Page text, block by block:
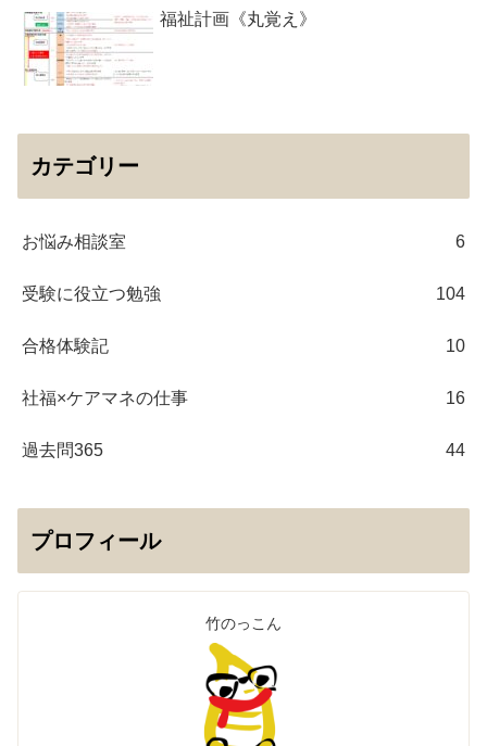
福祉計画《丸覚え》
カテゴリー
お悩み相談室 6
受験に役立つ勉強 104
合格体験記 10
社福×ケアマネの仕事 16
過去問365 44
プロフィール
竹のっこん